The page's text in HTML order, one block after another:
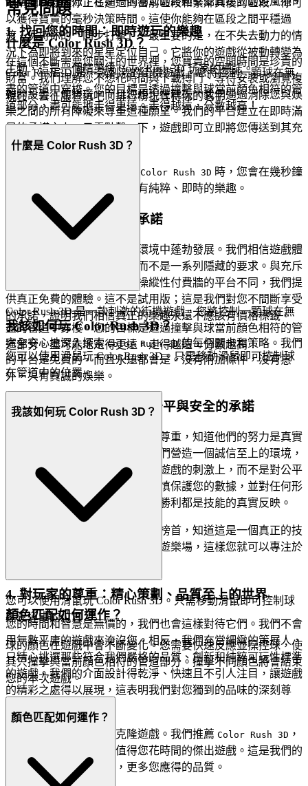
以獲得寶貴的毫秒決策時間。這使你能夠在區段之間平穩過
渡，保持你的「同步打擊」，最重要的是，在不失去動力的情
況下為即將到來的星星定位自己。它將你的遊戲從被動轉變為
主動，這是一個精英級 Color Rush 3D 玩家的標誌。
現在，去征服管道吧。排行榜正等待你的名字。
1. 找回您的時間：即時遊玩的樂趣
在這個不斷需要您關注的世界裡，您寶貴的空閒時間是珍貴的
財富。我們理解您不想花時間與下載搏鬥、等待安裝或瀏覽複
雜的設置。您想玩，而且您想現在就玩。我們通過消除您與娛
樂之間的所有障礙來尊重這種願望。我們的平台建立在即時滿
足的承諾之上，只需點擊一下，遊戲即可立即將您傳送到其充
滿活力的世界。
Color Rush 3D 時，您會在幾秒鐘
內進入遊戲。沒有摩擦，只有純粹、即時的樂趣。
2. 真誠的樂趣：零壓力承諾
真正的享受在信任和透明的環境中蓬勃發展。我們相信遊戲體
驗應該感覺像熱情的歡迎，而不是一系列隱藏的要求。與充斥
著隱藏費用、侵略性廣告或操縱性付費牆的平台不同，我們提
供真正免費的體驗。這不是試用版；這是我們對您不間斷享受
的承諾，證明我們相信真正的樂趣永遠不應該有價格標籤。
完全安心地深入探索Color Rush 3D的每個關卡和策略。我們
的平台是免費的，而且永遠都會是。沒有附加條件，沒有意
外，只有真誠的娛樂。
3. 充滿信心地玩：我們對公平與安全的承諾
每個玩家都應該感到安全和受到尊重，知道他們的努力是真實
的，他們的成就也是應得的。我們營造一個誠信至上的環境，
確保您的注意力可以完全集中在遊戲的刺激上，而不是對公平
或安全的擔憂。我們以最大的謹慎保護您的數據，並對任何形
式的作弊保持警惕，確保每一次勝利都是技能的真實反映。
排行榜上追逐榜首，知道這是一個真正的技
能考驗。我們打造安全、公平的遊樂場，這樣您就可以專注於
4. 對玩家的尊重：精心策劃、品質至上的世界
您的時間和智慧是無價的，我們也會這樣對待它們。我們不會
用無數平庸的遊戲來淹沒您。相反，我們充當細緻的策展人，
只精心挑選那些符合我們嚴格的品質、創新和純粹可玩性標準
的遊戲。我們的介面設計得乾淨、快速且不引人注目，讓遊戲
的精彩之處得以展現，這表明我們對您獨到的品味的深刻尊
您在這裡找不到數千個克隆遊戲。我們推薦 Color Rush 3D ，
因為我們相信這是一款值得您花時間的傑出遊戲。這是我們的
策展承諾：更少的噪音，更多您應得的品質。
常見問題
什麼是 Color Rush 3D？
Color Rush 3D 是一款刺激的街機遊戲，您將控制一顆球在無
盡的管道中穿梭。您的目標是透過撞擊與球當前顏色相符的管
道部分，盡可能地走得更遠。走得越遠，分數越高！
什麼是 Color Rush 3D？
Color Rush 3D 是一款刺激的街機遊戲，您將控制一顆球在無
盡的管道中穿梭。您的目標是透過撞擊與球當前顏色相符的管
道部分，盡可能地走得更遠。走得越遠，分數越高！
我該如何玩 Color Rush 3D？
您可以使用滑鼠玩 Color Rush 3D。只需移動滑鼠即可控制球
在管道中的位置。
我該如何玩 Color Rush 3D？
您可以使用滑鼠玩 Color Rush 3D。只需移動滑鼠即可控制球
在管道中的位置。
顏色匹配如何運作？
球的顏色在遊戲中會不斷變化。您需要快速反應並操控球，使
其只撞擊與當前顏色相符的管道部分。撞擊不同顏色將會結束
您的本次遊戲。
顏色匹配如何運作？